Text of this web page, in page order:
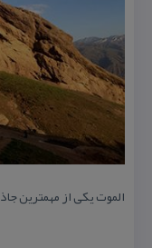
الموت یكی از مهمترین